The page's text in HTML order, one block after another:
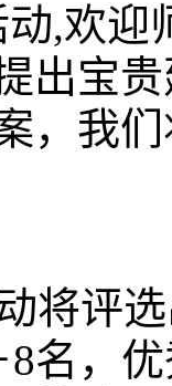
,欢
出宝
，我
将评
名，